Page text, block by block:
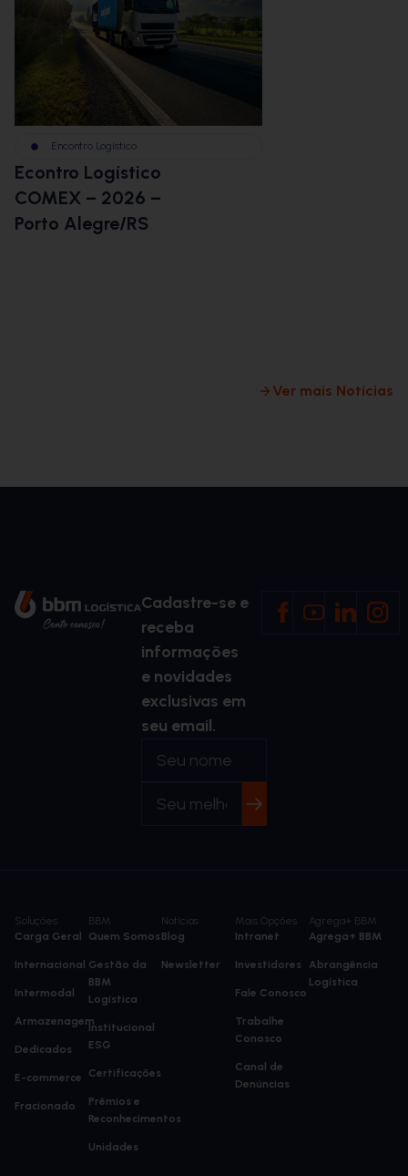
Ver mais Notícias
Encontro Logístico
Econtro Logístico
COMEX – 2026 –
Porto Alegre/RS
Cadastre-se e
receba
informações
e novidades
exclusivas em
seu email.
Soluções
Carga Geral
Internacional
Intermodal
Armazenagem
Dedicados
E-commerce
Fracionado
BBM
Quem Somos
Gestão da
BBM
Logística
Institucional
ESG
Certificações
Prêmios e
Reconhecimentos
Unidades
Notícias
Blog
Newsletter
Agrega+ BBM
Agrega+ BBM
Abrangência
Logística
Mais Opções
Intranet
Investidores
Fale Conosco
Trabalhe
Conosco
Canal de
Denúncias